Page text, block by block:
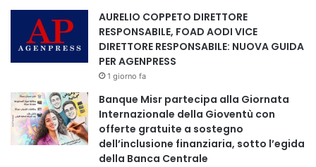
AURELIO COPPETO DIRETTORE
RESPONSABILE, FOAD AODI VICE
DIRETTORE RESPONSABILE: NUOVA GUIDA
PER AGENPRESS
1 giorno fa
Banque Misr partecipa alla Giornata
Internazionale della Gioventù con
offerte gratuite a sostegno
dell’inclusione finanziaria, sotto l’egida
della Banca Centrale